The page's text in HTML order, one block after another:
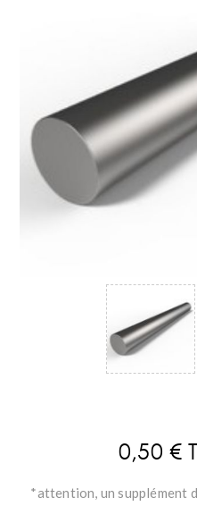
0,50 €
*attention, un supplément